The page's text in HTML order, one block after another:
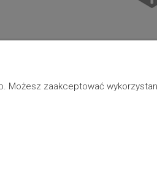
Możesz zaakceptować